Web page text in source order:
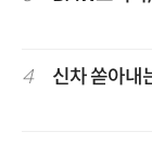
4 신차 쏟아내